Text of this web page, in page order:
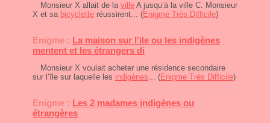
Monsieur X allait de la ville A jusqu’à la ville C. Monsieur
X et sa bicyclette réussirent... (Enigme Très Difficile)
Enigme : La maison sur l'ile ou les indigènes
mentent et les étrangers di
Monsieur X voulait acheter une résidence secondaire
sur l’île sur laquelle les indigènes... (Enigme Très Difficile)
Enigme : Les 2 madames indigènes ou
étrangères